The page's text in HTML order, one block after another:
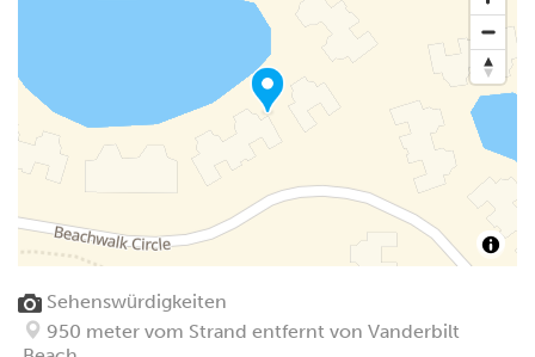
Sehenswürdigkeiten
950 meter vom Strand entfernt von Vanderbilt